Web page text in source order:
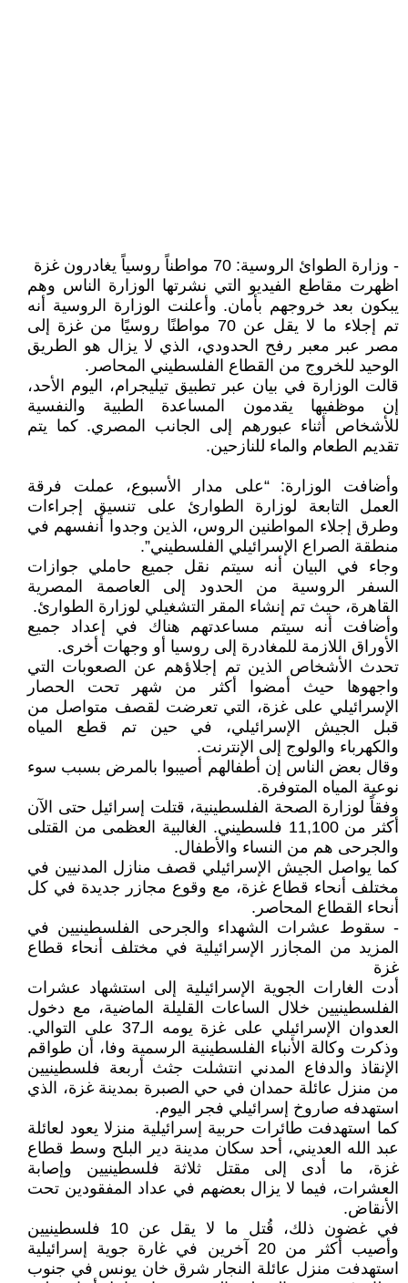
- وزارة الطوائ الروسية: 70 مواطناً روسياً يغادرون غزة
اظهرت مقاطع الفيديو التي نشرتها الوزارة الناس وهم
يبكون بعد خروجهم بأمان. وأعلنت الوزارة الروسية أنه
تم إجلاء ما لا يقل عن 70 مواطنًا روسيًا من غزة إلى
مصر عبر معبر رفح الحدودي، الذي لا يزال هو الطريق
الوحيد للخروج من القطاع الفلسطيني المحاصر.
قالت الوزارة في بيان عبر تطبيق تيليجرام، اليوم الأحد،
إن موظفيها يقدمون المساعدة الطبية والنفسية
للأشخاص أثناء عبورهم إلى الجانب المصري. كما يتم
تقديم الطعام والماء للنازحين.
وأضافت الوزارة: “على مدار الأسبوع، عملت فرقة
العمل التابعة لوزارة الطوارئ على تنسيق إجراءات
وطرق إجلاء المواطنين الروس، الذين وجدوا أنفسهم في
منطقة الصراع الإسرائيلي الفلسطيني”.
وجاء في البيان أنه سيتم نقل جميع حاملي جوازات
السفر الروسية من الحدود إلى العاصمة المصرية
القاهرة، حيث تم إنشاء المقر التشغيلي لوزارة الطوارئ.
وأضافت أنه سيتم مساعدتهم هناك في إعداد جميع
الأوراق اللازمة للمغادرة إلى روسيا أو وجهات أخرى.
تحدث الأشخاص الذين تم إجلاؤهم عن الصعوبات التي
واجهوها حيث أمضوا أكثر من شهر تحت الحصار
الإسرائيلي على غزة، التي تعرضت لقصف متواصل من
قبل الجيش الإسرائيلي، في حين تم قطع المياه
والكهرباء والولوج إلى الإنترنت.
وقال بعض الناس إن أطفالهم أصيبوا بالمرض بسبب سوء
نوعية المياه المتوفرة.
وفقاً لوزارة الصحة الفلسطينية، قتلت إسرائيل حتى الآن
أكثر من 11,100 فلسطيني. الغالبية العظمى من القتلى
والجرحى هم من النساء والأطفال.
كما يواصل الجيش الإسرائيلي قصف منازل المدنيين في
مختلف أنحاء قطاع غزة، مع وقوع مجازر جديدة في كل
أنحاء القطاع المحاصر.
- سقوط عشرات الشهداء والجرحى الفلسطينيين في
المزيد من المجازر الإسرائيلية في مختلف أنحاء قطاع
غزة
أدت الغارات الجوية الإسرائيلية إلى استشهاد عشرات
الفلسطينيين خلال الساعات القليلة الماضية، مع دخول
العدوان الإسرائيلي على غزة يومه الـ37 على التوالي.
وذكرت وكالة الأنباء الفلسطينية الرسمية وفا، أن طواقم
الإنقاذ والدفاع المدني انتشلت جثث أربعة فلسطينيين
من منزل عائلة حمدان في حي الصبرة بمدينة غزة، الذي
استهدفه صاروخ إسرائيلي فجر اليوم.
كما استهدفت طائرات حربية إسرائيلية منزلا يعود لعائلة
عبد الله العديني، أحد سكان مدينة دير البلح وسط قطاع
غزة، ما أدى إلى مقتل ثلاثة فلسطينيين وإصابة
العشرات، فيما لا يزال بعضهم في عداد المفقودين تحت
الأنقاض.
في غضون ذلك، قُتل ما لا يقل عن 10 فلسطينيين
وأصيب أكثر من 20 آخرين في غارة جوية إسرائيلية
استهدفت منزل عائلة النجار شرق خان يونس في جنوب